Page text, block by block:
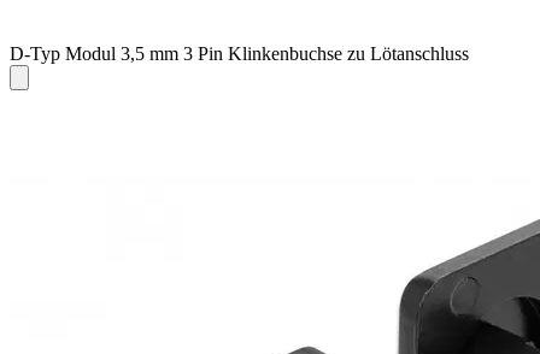
D-Typ Modul 3,5 mm 3 Pin Klinkenbuchse zu Lötanschluss